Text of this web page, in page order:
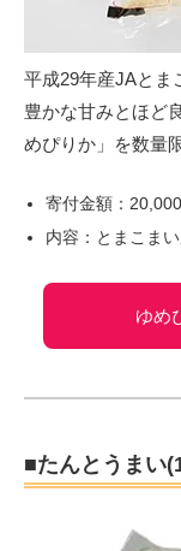
平成29年産JAと
豊かな甘みとほど
めぴりか」を数量
寄付金額：
内容：とまこま
ゆめ
■たんとうまい